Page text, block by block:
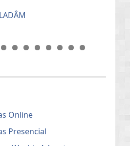
Online
Presencial